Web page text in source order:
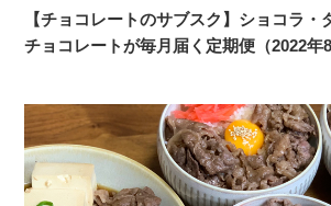
【チョコレートのサブスク】ショコラ・
チョコレートが毎月届く定期便（2022年8